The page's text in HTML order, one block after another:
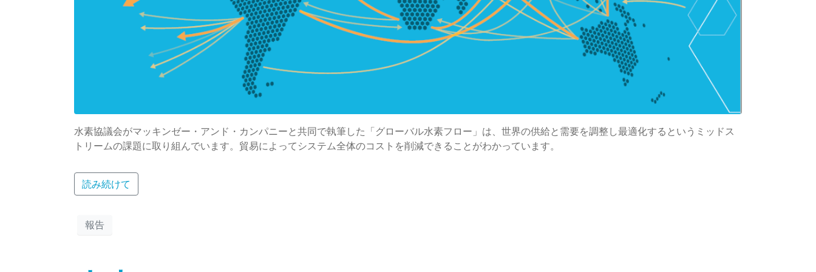
水素協議会がマッキンゼー・アンド・カンパニーと共同で執筆した「グローバル水素フロー」は、世界の供給と需要を調整し最適化するというミッドス
トリームの課題に取り組んでいます。貿易によってシステム全体のコストを削減できることがわかっています。
読み続けて
報告